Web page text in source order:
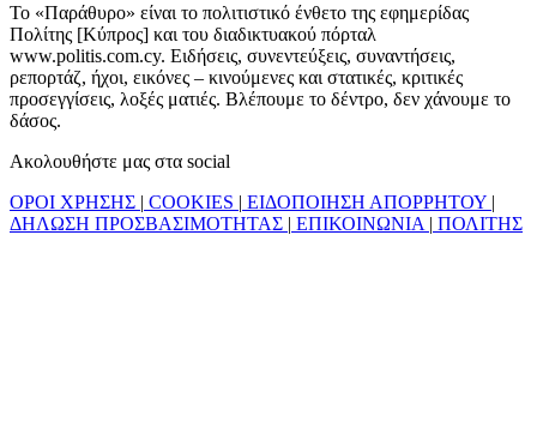
Το «Παράθυρο» είναι το πολιτιστικό ένθετο της εφημερίδας
Πολίτης [Κύπρος] και του διαδικτυακού πόρταλ
www.politis.com.cy. Ειδήσεις, συνεντεύξεις, συναντήσεις,
ρεπορτάζ, ήχοι, εικόνες – κινούμενες και στατικές, κριτικές
προσεγγίσεις, λοξές ματιές. Βλέπουμε το δέντρο, δεν χάνουμε το
δάσος.
Ακολουθήστε μας στα social
ΟΡΟΙ ΧΡΗΣΗΣ | COOKIES | ΕΙΔΟΠΟΙΗΣΗ ΑΠΟΡΡΗΤΟΥ |
ΔΗΛΩΣΗ ΠΡΟΣΒΑΣΙΜΟΤΗΤΑΣ | ΕΠΙΚΟΙΝΩΝΙΑ | ΠΟΛΙΤΗΣ